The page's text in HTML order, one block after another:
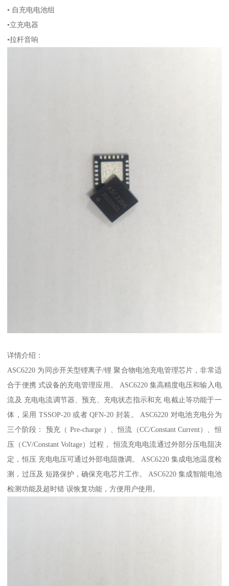
• 自充电电池组
•立充电器
•拉杆音响
详情介绍：
ASC6220 为同步开关型锂离子/锂 聚合物电池充电管理芯片，非常适
合于便携 式设备的充电管理应用。 ASC6220 集高精度电压和输入电
流及 充电电流调节器、预充、充电状态指示和充 电截止等功能于一
体，采用 TSSOP-20 或者 QFN-20 封装。 ASC6220 对电池充电分为
三个阶段： 预充（ Pre-charge ）、恒流（CC/Constant Current）、恒
压（CV/Constant Voltage）过程， 恒流充电电流通过外部分压电阻决
定，恒压 充电电压可通过外部电阻微调。 ASC6220 集成电池温度检
测，过压及 短路保护，确保充电芯片工作。 ASC6220 集成智能电池
检测功能及超时错 误恢复功能，方便用户使用。